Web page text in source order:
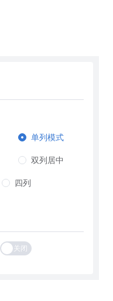
单列模式
双列居中
四列
关闭